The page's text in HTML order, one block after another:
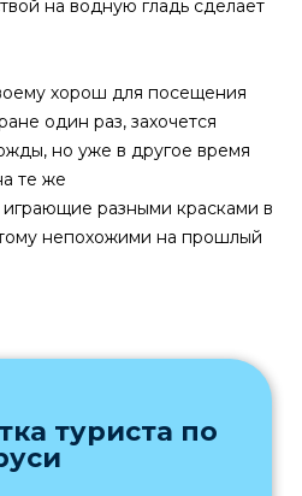
на водную гладь сделает
хорош для посещения
один раз, захочется
но уже в другое время
те же
играющие разными красками в
непохожими на прошлый
туриста по